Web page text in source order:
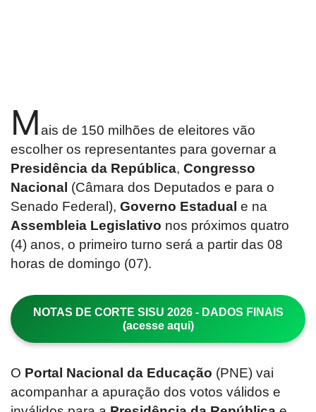
Mais de 150 milhões de eleitores vão
escolher os representantes para governar a
Presidência da República, Congresso
Nacional (Câmara dos Deputados e para o
Senado Federal), Governo Estadual e na
Assembleia Legislativo nos próximos quatro
(4) anos, o primeiro turno será a partir das 08
horas de domingo (07).
NOTAS DE CORTE SISU 2026 - DADOS FINAIS
(acesse aqui)
O Portal Nacional da Educação (PNE) vai
acompanhar a apuração dos votos válidos e